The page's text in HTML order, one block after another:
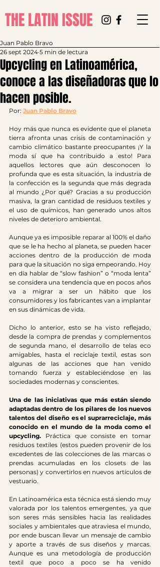
THE LATIN ISSUE
Upcycling en Latinoamérica,
conoce a las diseñadoras que lo
hacen posible.
Juan Pablo Bravo
26 sept 2024 5 min de lectura
Por: Juan Pablo Bravo
Hoy más que nunca es evidente que el planeta
tierra afronta unas crisis de contaminación y
cambio climático bastante preocupantes ¡Y la
moda sí que ha contribuido a esto! Para
aquellos lectores que aún desconocen lo
profunda que es esta situación, la industria de
la confección es la segunda que más degrada
al mundo ¿Por qué? Gracias a su producción
masiva, la gran cantidad de residuos textiles y
el uso de químicos, han generado unos altos
niveles de deterioro ambiental.
Aunque ya es imposible reparar al 100% el daño
que se le ha hecho al planeta, se pueden hacer
acciones dentro de la producción de moda
para que la situación no siga empeorando. Hoy
en día hablar de “slow fashion” o “moda lenta”
se considera una tendencia que en pocos años
va a migrar a ser un hábito que los
consumidores y los fabricantes van a implantar
en sus dinámicas de vida.
Dicho lo anterior, esto se ha visto reflejado,
desde la compra de prendas y complementos
de segunda mano, el desarrollo de telas eco
amigables, hasta el reciclaje textil, estas son
algunas de las acciones que han venido
tomando fuerza y estableciéndose en las
sociedades modernas y conscientes.
Una de las iniciativas que más están siendo
adaptadas dentro de los pilares de los nuevos
talentos del diseño es el suprarreciclaje, más
conocido en el mundo de la moda como el
upcycling. Práctica que consiste en tomar
residuos textiles (estos pueden provenir de los
excedentes de las colecciones de las marcas o
prendas acumuladas en los closets de las
personas) y convertirlos en nuevos artículos de
vestuario.
En Latinoamérica esta técnica está siendo muy
valorada por los talentos emergentes, ya que
son seres más sensibles hacia las realidades
sociales y ambientales que atraviesa el mundo,
por ende buscan llevar un mensaje de cambio
y aporte a través de sus diseños y marcas.
Aunque es una metodología de producción
textil que poco a poco se ha venido